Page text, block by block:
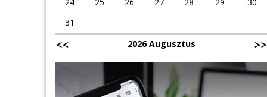
31
2026 Augusztus